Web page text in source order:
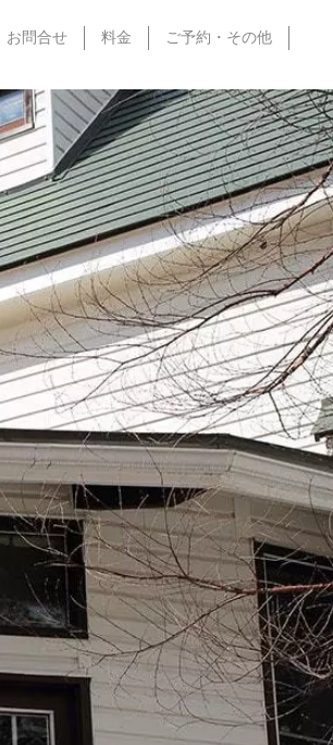
お問合せ 料金 ご予約・その他